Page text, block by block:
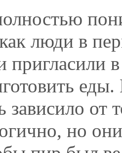
люди в
пригласили
зависило от
но